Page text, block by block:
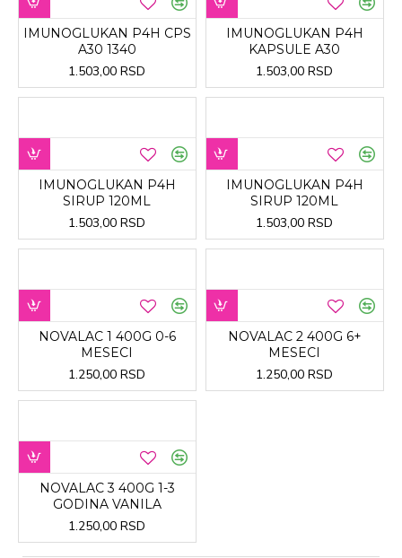
IMUNOGLUKAN P4H CPS
A30 1340
1.503,00 RSD
IMUNOGLUKAN P4H
KAPSULE A30
1.503,00 RSD
IMUNOGLUKAN P4H
SIRUP 120ML
1.503,00 RSD
IMUNOGLUKAN P4H
SIRUP 120ML
1.503,00 RSD
NOVALAC 1 400G 0-6
MESECI
1.250,00 RSD
NOVALAC 2 400G 6+
MESECI
1.250,00 RSD
NOVALAC 3 400G 1-3
GODINA VANILA
1.250,00 RSD